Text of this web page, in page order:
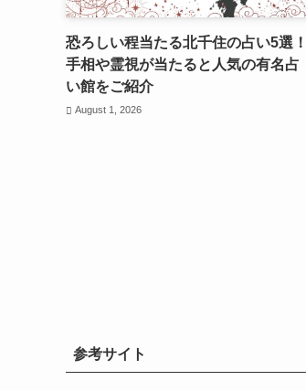
恐ろしい程当たる北千住の占い5選！
手相や霊視が当たると人気の有名占
い館をご紹介
August 1, 2026
参考サイト